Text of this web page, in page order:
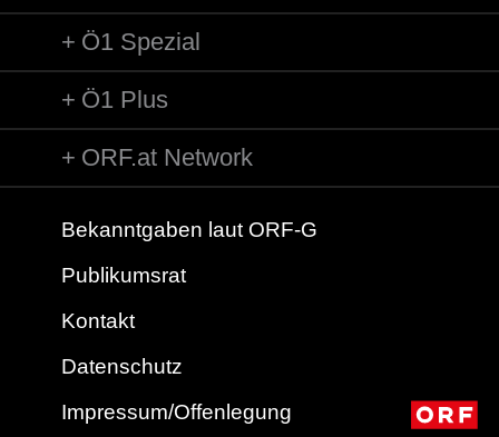
Ö1 Spezial
Ö1 Plus
ORF.at Network
Bekanntgaben laut ORF-G
Publikumsrat
Kontakt
Datenschutz
Impressum/Offenlegung